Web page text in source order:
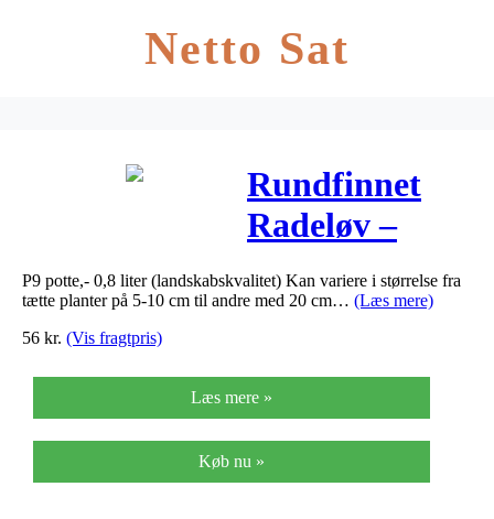
Netto Sat
Rundfinnet
Radeløv –
Asplenium
trichomanes
P9 potte,- 0,8 liter (landskabskvalitet) Kan variere i størrelse fra
tætte planter på 5-10 cm til andre med 20 cm… (Læs mere)
56 kr. (Vis fragtpris)
Læs mere »
Køb nu »